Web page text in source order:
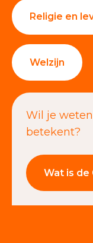
Religie en
Welzijn
Wil je
betekent?
Wat is de